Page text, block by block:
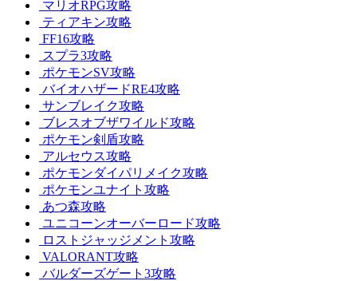
マリオRPG攻略
ティアキン攻略
FF16攻略
スプラ3攻略
ポケモンSV攻略
バイオハザードRE4攻略
サンブレイク攻略
ブレスオブザワイルド攻略
ポケモン剣盾攻略
アルセウス攻略
ポケモンダイパリメイク攻略
ポケモンユナイト攻略
あつ森攻略
ユニコーンオーバーロード攻略
ロストジャッジメント攻略
VALORANT攻略
バルダーズゲート3攻略